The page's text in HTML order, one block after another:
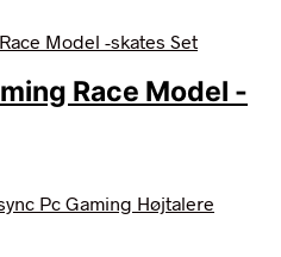
Race Model -